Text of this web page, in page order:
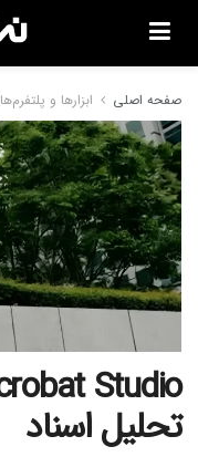
صفحه اصلی ابزارها و پلتفرم‌ها
تحلیل اسناد